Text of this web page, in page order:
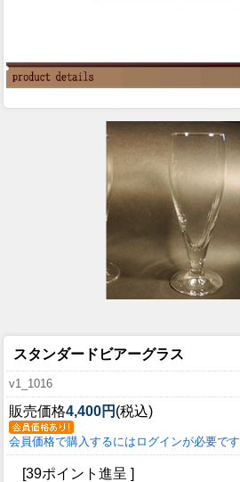
スタンダードビアーグラス
v1_1016
販売価格4,400円 (税込)
会員価格で購入するにはログインが必要です
[39ポイント進呈 ]